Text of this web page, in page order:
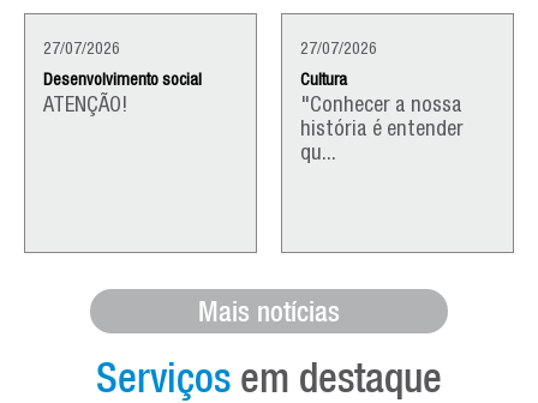
27/07/2026
Desenvolvimento social
ATENÇÃO!
27/07/2026
Cultura
"Conhecer a nossa
história é entender
qu...
Mais notícias
Serviços em destaque